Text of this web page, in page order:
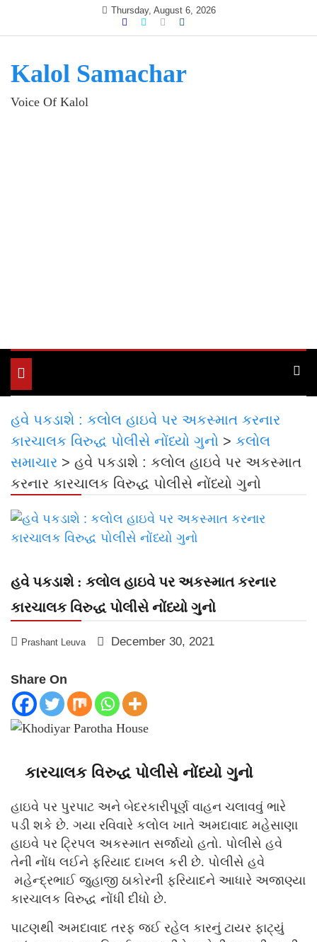
Thursday, August 6, 2026
Kalol Samachar
Voice Of Kalol
Toggle
navigation
હવે પકડાશે : કલોલ હાઇવે પર અકસ્માત કરનાર
કારચાલક વિરુદ્ધ પોલીસે નોંધ્યો ગુનો > કલોલ
સમાચાર > હવે પકડાશે : કલોલ હાઇવે પર અકસ્માત
કરનાર કારચાલક વિરુદ્ધ પોલીસે નોંધ્યો ગુનો
હવે પકડાશે : કલોલ હાઇવે પર અકસ્માત કરનાર
કારચાલક વિરુદ્ધ પોલીસે નોંધ્યો ગુનો
Prashant Leuva December 30, 2021
Share On
કારચાલક વિરુદ્ધ પોલીસે નોંધ્યો ગુનો
હાઇવે પર પુરપાટ અને બેદરકારીપૂર્ણ વાહન ચલાવવું ભારે
પડી શકે છે. ગયા રવિવારે કલોલ ખાતે અમદાવાદ મહેસાણા
હાઇવે પર ટ્રિપલ અકસ્માત સર્જાયો હતો. પોલીસે હવે
તેની નોંધ લઈને ફરિયાદ દાખલ કરી છે. પોલીસે હવે
મહેન્દ્રભાઈ જુહાજી ઠાકોરની ફરિયાદને આધારે અજાણ્યા
કારચાલક વિરુદ્ધ નોંધી દીધો છે.
પાટણથી અમદાવાદ તરફ જઈ રહેલ કારનું ટાયર ફાટ્યું